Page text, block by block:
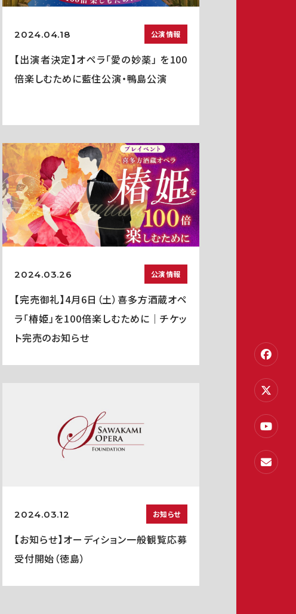
2024.04.18 公演情報
【出演者決定】オペラ「愛の妙薬」 を100
倍楽しむために藍住公演・鴨島公演
2024.03.26 公演情報
【完売御礼】4月6日（土）喜多方酒蔵オペ
ラ「椿姫」を100倍楽しむために｜チケッ
ト完売のお知らせ
2024.03.12 お知らせ
【お知らせ】オーディション一般観覧応募
受付開始（徳島）